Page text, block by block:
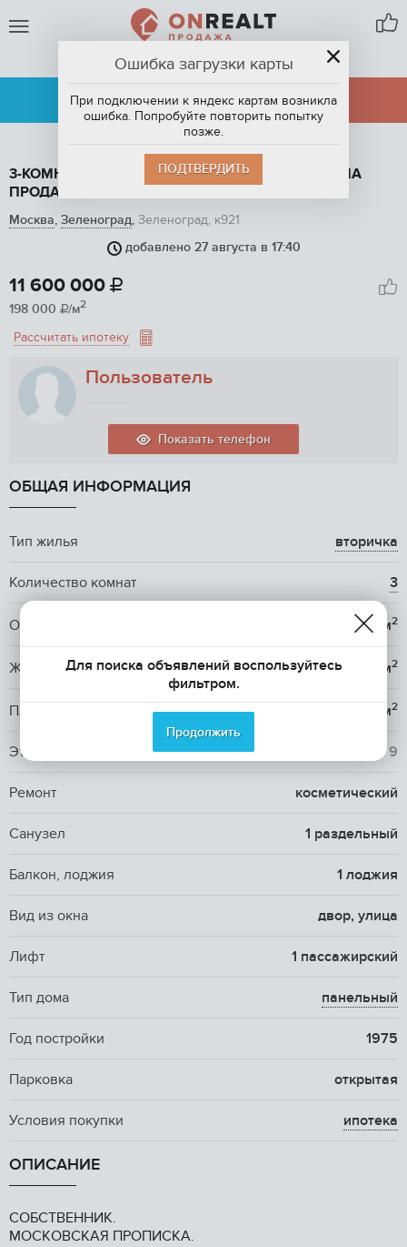
ЗЕЛЕНОГРАД
АРЕНДА
ПРОДАЖА
3-КОМНАТНАЯ КВАРТИРА, 58.6 М2, ЭТАЖ 1 / 9, НА
ПРОДАЖУ В ЗЕЛЕНОГРАДЕ, ЗЕЛЕНОГРАД, К921
Москва, Зеленоград, Зеленоград, к921
добавлено 27 августа в 17:40
1 / 26
11 600 000 
198 000 /м2
Рассчитать ипотеку
Пользователь
Показать телефон
ОБЩАЯ ИНФОРМАЦИЯ
Тип жилья вторичка
Количество комнат 3
Общая площадь 58.6 м2
Жилая площадь 37.7 м2
Площадь кухни 6 м2
Этаж / Этажность / 9
Ремонт косметический
Санузел 1 раздельный
Балкон, лоджия 1 лоджия
Вид из окна двор, улица
Лифт 1 пассажирский
Тип дома панельный
Год постройки 1975
Парковка открытая
Условия покупки ипотека
ОПИСАНИЕ
COБСTВЕНHИК.
МОСKОBСКAЯ ПРОПИCKА.
Ошибка загрузки карты
При подключении к яндекс картам возникла
ошибка. Попробуйте повторить попытку
позже.
ПОДТВЕРДИТЬ
Для поиска объявлений воспользуйтесь
фильтром.
Продолжить